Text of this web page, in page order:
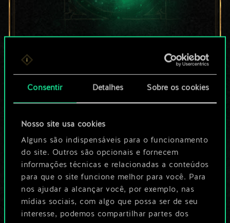
Consentir Detalhes Sobre os cookies
Nosso site usa cookies
Alguns são indispensáveis para o funcionamento
do site. Outros são opcionais e fornecem
informações técnicas e relacionadas a conteúdos
para que o site funcione melhor para você. Para
nos ajudar a alcançar você, por exemplo, nas
mídias sociais, com algo que possa ser de seu
interesse, podemos compartilhar partes dos
Por enquanto, isto é
apenas um conjunto
compartilhado.
No entanto, dá para
ser muito mais!
Dê um nome para este baralho e crie
um guia